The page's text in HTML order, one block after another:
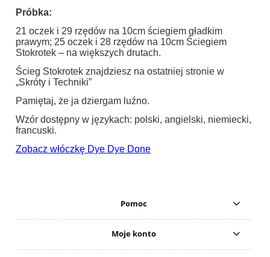
Próbka:
21 oczek i 29 rzędów na 10cm ściegiem gładkim
prawym; 25 oczek i 28 rzędów na 10cm Ściegiem
Stokrotek – na większych drutach.
Ścieg Stokrotek znajdziesz na ostatniej stronie w
„Skróty i Techniki”
Pamiętaj, że ja dziergam luźno.
Wzór dostępny w językach: polski, angielski, niemiecki,
francuski.
Zobacz włóczkę Dye Dye Done
Pomoc
Moje konto